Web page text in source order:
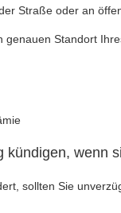
Straße oder an
Standort
kündigen, wenn
sollten Sie